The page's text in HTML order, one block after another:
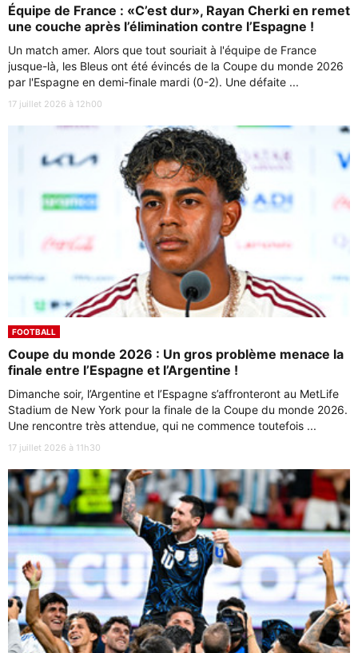
Équipe de France : «C’est dur», Rayan Cherki en remet
une couche après l’élimination contre l’Espagne !
Un match amer. Alors que tout souriait à l'équipe de France
jusque-là, les Bleus ont été évincés de la Coupe du monde 2026
par l'Espagne en demi-finale mardi (0-2). Une défaite ...
17 juillet 2026 à 12h00
FOOTBALL
Coupe du monde 2026 : Un gros problème menace la
finale entre l’Espagne et l’Argentine !
Dimanche soir, l’Argentine et l’Espagne s’affronteront au MetLife
Stadium de New York pour la finale de la Coupe du monde 2026.
Une rencontre très attendue, qui ne commence toutefois ...
17 juillet 2026 à 11h30